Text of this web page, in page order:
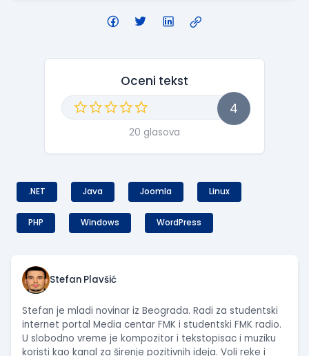
Oceni tekst
4
20 glasova
.NET Java Joomla Linux
PHP Windows WordPress
Stefan Plavšić
Stefan je mladi novinar iz Beograda. Radi za studentski
internet portal Media centar FMK i studentski FMK radio.
U slobodno vreme je kompozitor i tekstopisac i muziku
koristi kao kanal za širenje pozitivnih ideja. Voli reke i